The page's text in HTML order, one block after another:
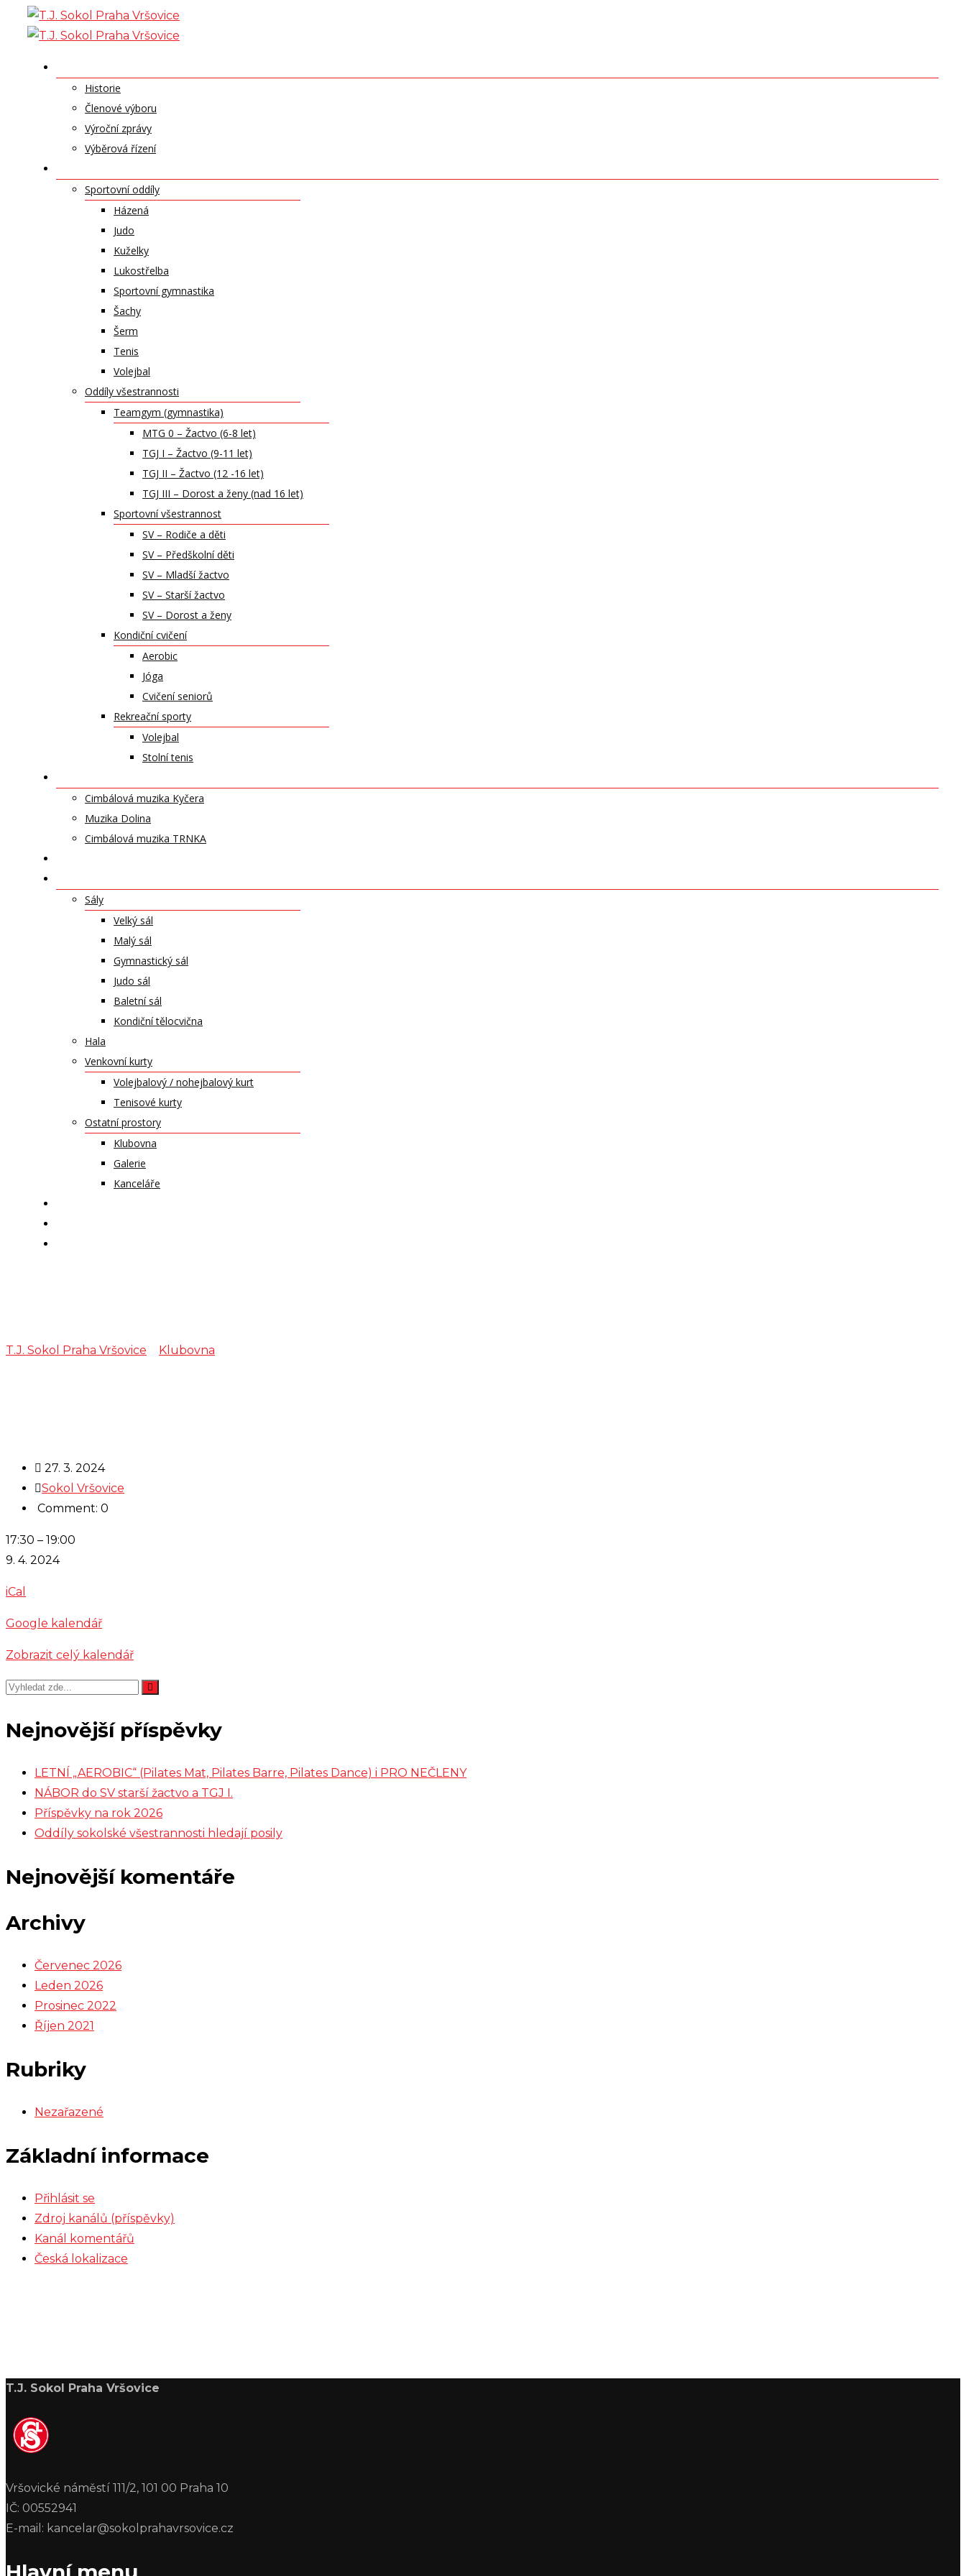
Skip
Historie
Členové výboru
Výroční zprávy
Výběrová řízení
Sportovní oddíly
Házená
Judo
Kuželky
Lukostřelba
Sportovní gymnastika
Šachy
Šerm
Tenis
Volejbal
Oddíly všestrannosti
Teamgym (gymnastika)
MTG 0 – Žactvo (6-8 let)
TGJ I – Žactvo (9-11 let)
TGJ II – Žactvo (12 -16 let)
TGJ III – Dorost a ženy (nad 16 let)
Sportovní všestrannost
SV – Rodiče a děti
SV – Předškolní děti
SV – Mladší žactvo
SV – Starší žactvo
SV – Dorost a ženy
Kondiční cvičení
Aerobic
Jóga
Cvičení seniorů
Rekreační sporty
Volejbal
Stolní tenis
Cimbálová muzika Kyčera
Muzika Dolina
Cimbálová muzika TRNKA
Sály
Velký sál
Malý sál
Gymnastický sál
Judo sál
Baletní sál
Kondiční tělocvična
Hala
Venkovní kurty
Volejbalový / nohejbalový kurt
Tenisové kurty
Ostatní prostory
Klubovna
Galerie
Kanceláře
T.J. Sokol Praha Vršovice Klubovna
27. 3. 2024
Sokol Vršovice
Comment: 0
Scouti
17:30 – 19:00
9. 4. 2024
iCal
Google kalendář
Zobrazit celý kalendář
Nejnovější příspěvky
LETNÍ „AEROBIC“ (Pilates Mat, Pilates Barre, Pilates Dance) i PRO NEČLENY
NÁBOR do SV starší žactvo a TGJ I.
Příspěvky na rok 2026
Oddíly sokolské všestrannosti hledají posily
Nejnovější komentáře
Archivy
Červenec 2026
Leden 2026
Prosinec 2022
Říjen 2021
Rubriky
Nezařazené
Základní informace
Přihlásit se
Zdroj kanálů (příspěvky)
Kanál komentářů
Česká lokalizace
T.J. Sokol Praha Vršovice
Vršovické náměstí 111/2, 101 00 Praha 10
IČ: 00552941
E-mail: kancelar@sokolprahavrsovice.cz